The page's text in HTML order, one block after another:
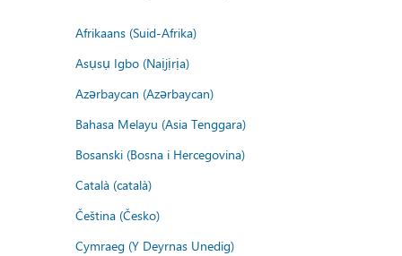
Afrikaans (Suid-Afrika)
Asụsụ Igbo (Naịjịrịa)
Azərbaycan (Azərbaycan)
Bahasa Melayu (Asia Tenggara)
Bosanski (Bosna i Hercegovina)
Català (català)
Čeština (Česko)
Cymraeg (Y Deyrnas Unedig)